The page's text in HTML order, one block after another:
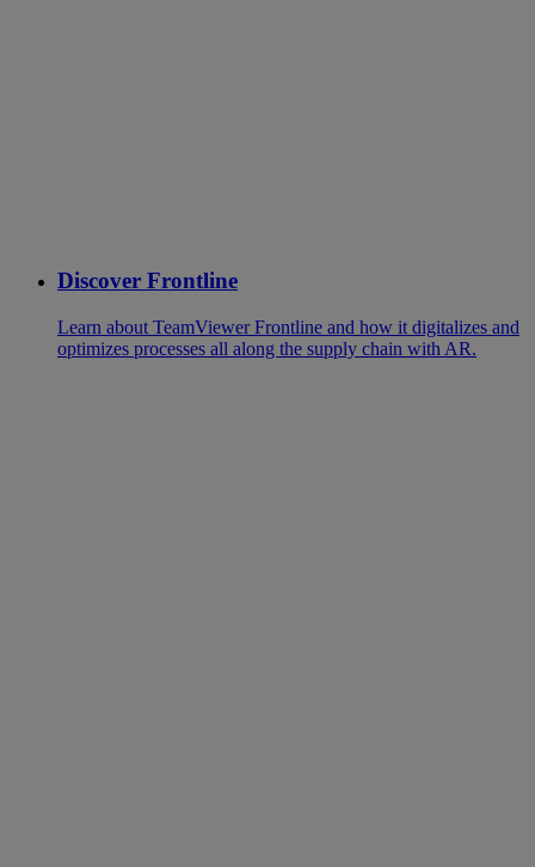
Discover Frontline
Learn about TeamViewer Frontline and how it digitalizes and
optimizes processes all along the supply chain with AR.